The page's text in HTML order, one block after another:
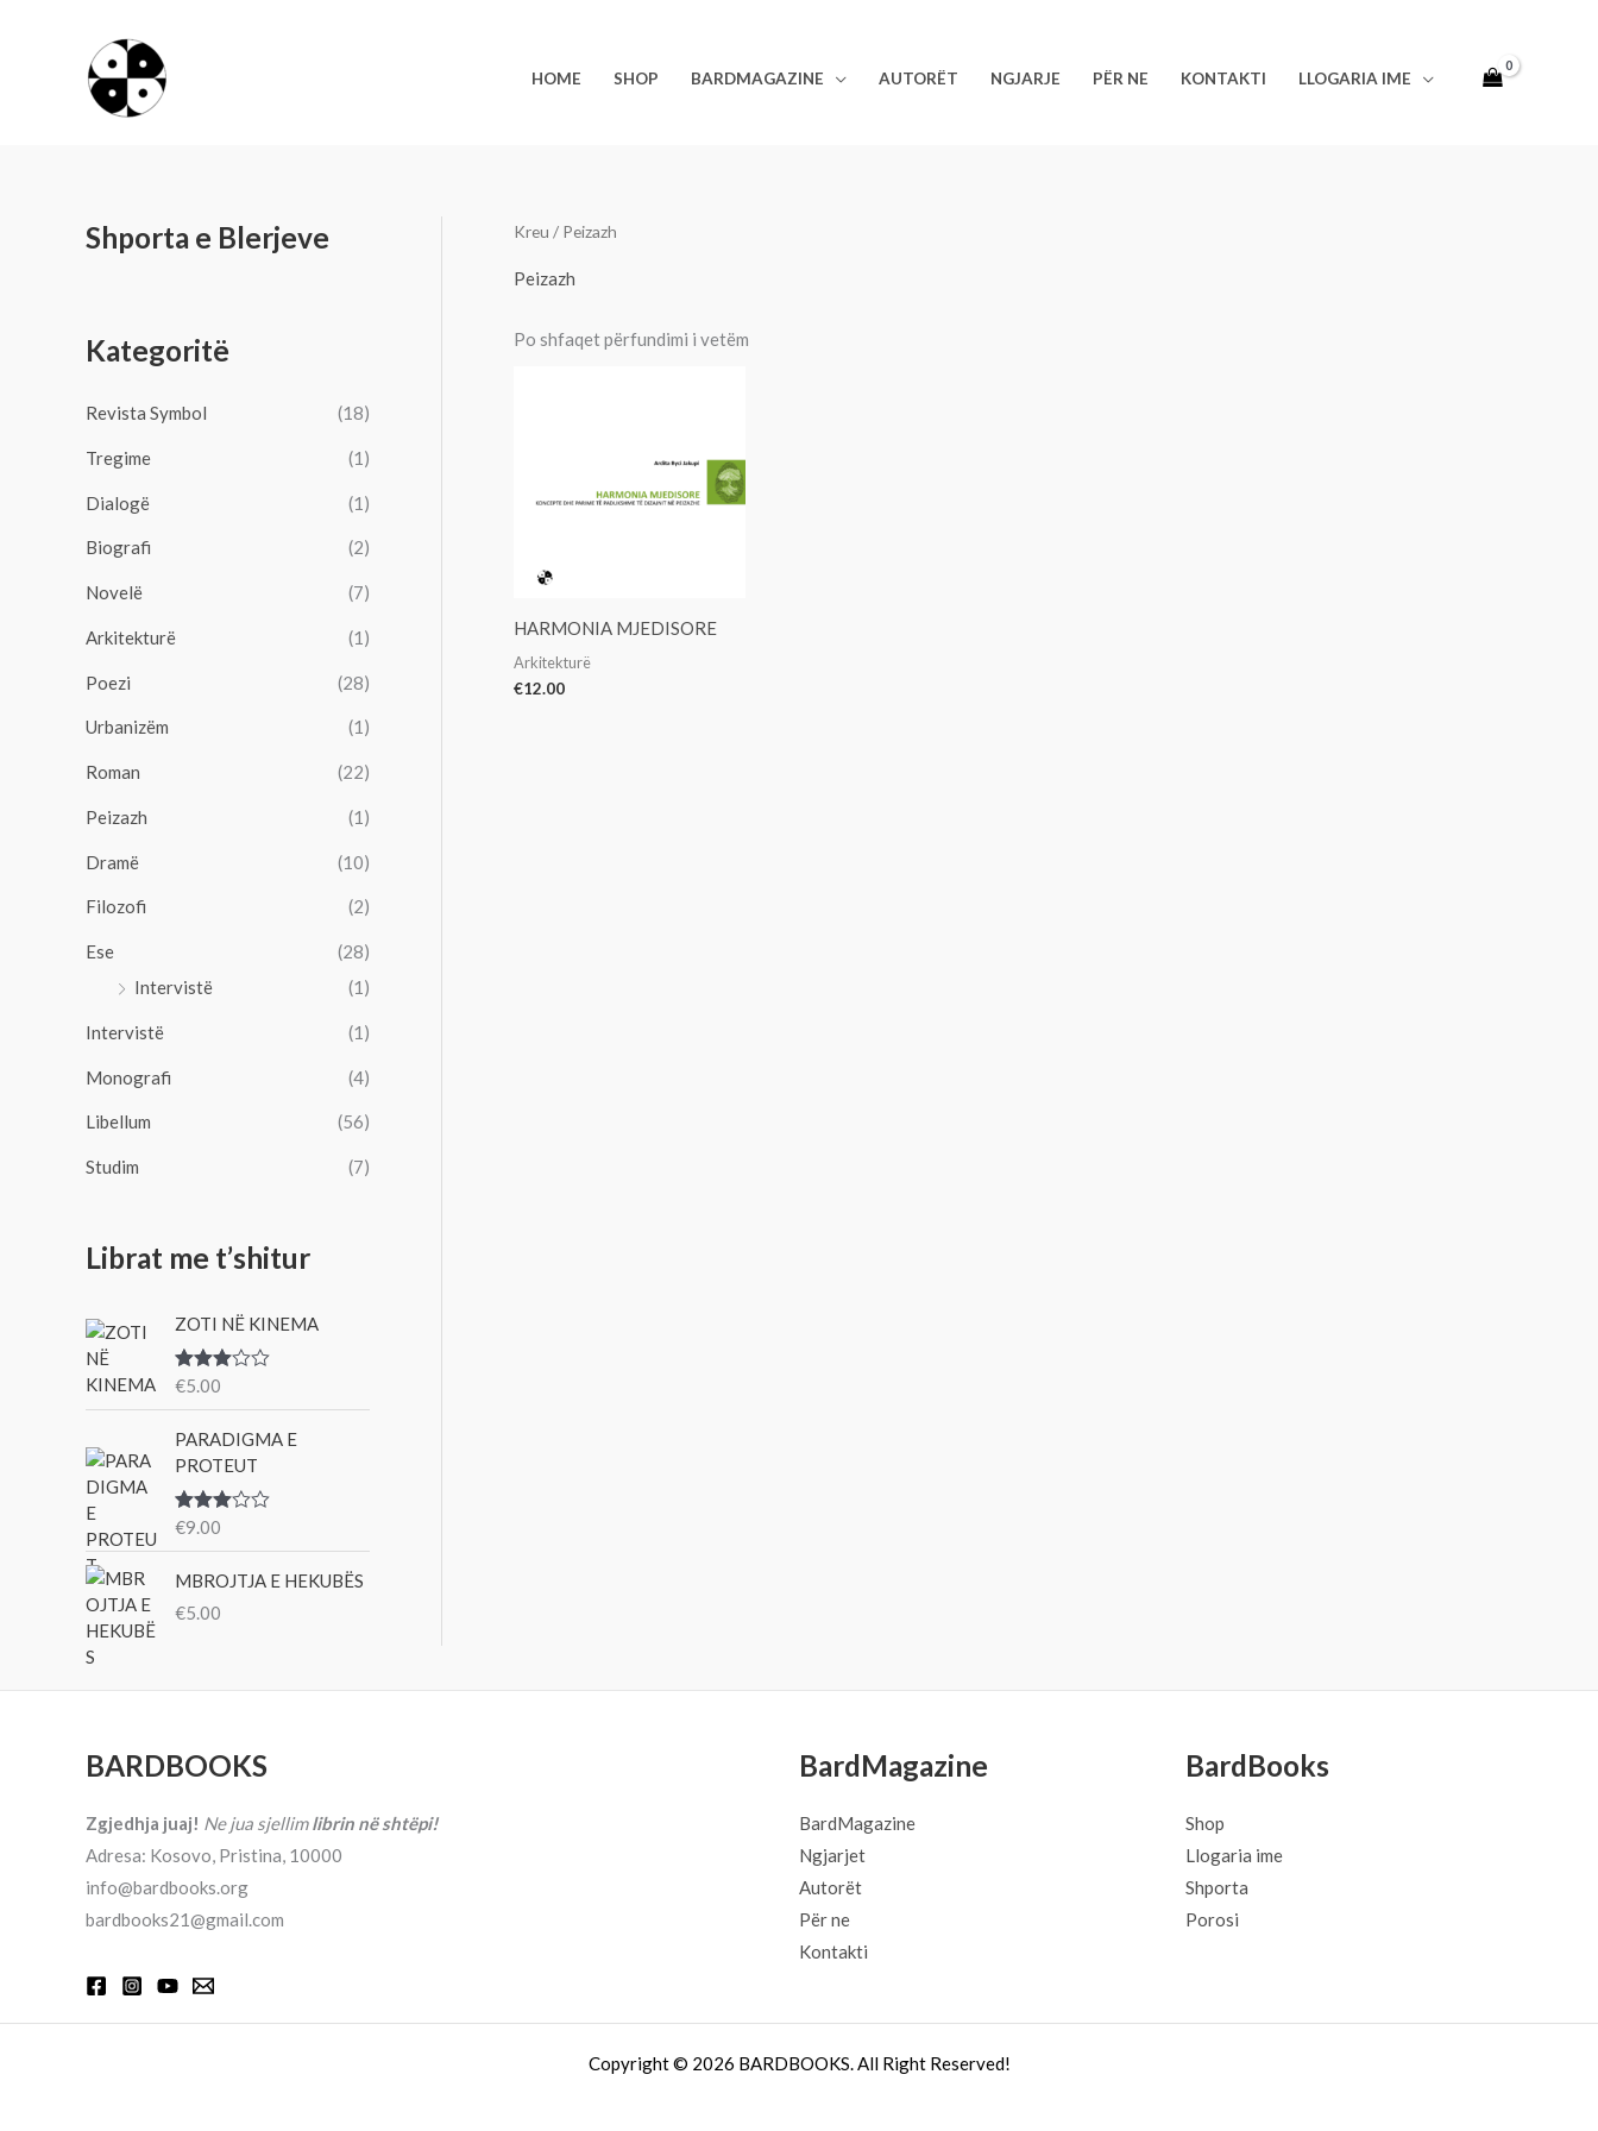
HOME SHOP BARDMAGAZINE AUTORËT NGJARJE PËR NE KONTAKTI LLOGARIA IME
Shporta e Blerjeve
Kategoritë
Revista Symbol (18)
Tregime (1)
Dialogë (1)
Biografi (2)
Novelë (7)
Arkitekturë (1)
Poezi (28)
Urbanizëm (1)
Roman (22)
Peizazh (1)
Dramë (10)
Filozofi (2)
Ese
(28)
Intervistë
(1)
Intervistë (1)
Monografi (4)
Libellum (56)
Studim (7)
Librat me t’shitur
ZOTI NË KINEMA
Vlerë
3.00
nga 5
€5.00
PARADIGMA E
PROTEUT
Vlerë
3.00
€9.00
MBROJTJA E HEKUBËS
€5.00
Kreu / Peizazh
Peizazh
Po shfaqet përfundimi i vetëm
HARMONIA MJEDISORE
Arkitekturë
€12.00
BARDBOOKS
Zgjedhja juaj! Ne jua sjellimlibrin në shtëpi!
Adresa: Kosovo, Pristina, 10000
info@bardbooks.org
bardbooks21@gmail.com
BardMagazine
BardMagazine
Ngjarjet
Autorët
Për ne
Kontakti
BardBooks
Shop
Llogaria ime
Shporta
Porosi
Copyright © 2026 BARDBOOKS. All Right Reserved!